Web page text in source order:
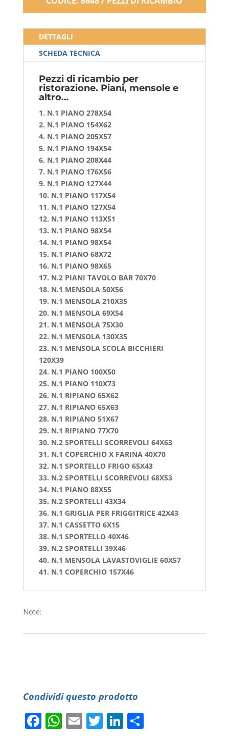
DETTAGLI
SCHEDA TECNICA
Pezzi di ricambio per
ristorazione. Piani, mensole e
altro…
1. N.1 PIANO 278X54
2. N.1 PIANO 154X62
4. N.1 PIANO 205X57
5. N.1 PIANO 194X54
6. N.1 PIANO 208X44
7. N.1 PIANO 176X56
9. N.1 PIANO 127X44
10. N.1 PIANO 117X54
11. N.1 PIANO 127X54
12. N.1 PIANO 113X51
13. N.1 PIANO 98X54
14. N.1 PIANO 98X54
15. N.1 PIANO 68X72
16. N.1 PIANO 98X65
17. N.2 PIANI TAVOLO BAR 70X70
18. N.1 MENSOLA 50X56
19. N.1 MENSOLA 210X35
20. N.1 MENSOLA 69X54
21. N.1 MENSOLA 75X30
22. N.1 MENSOLA 130X35
23. N.1 MENSOLA SCOLA BICCHIERI
120X39
24. N.1 PIANO 100X50
25. N.1 PIANO 110X73
26. N.1 RIPIANO 65X62
27. N.1 RIPIANO 65X63
28. N.1 RIPIANO 51X67
29. N.1 RIPIANO 77X70
30. N.2 SPORTELLI SCORREVOLI 64X63
31. N.1 COPERCHIO X FARINA 40X70
32. N.1 SPORTELLO FRIGO 65X43
33. N.2 SPORTELLI SCORREVOLI 68X53
34. N.1 PIANO 88X55
35. N.2 SPORTELLI 43X34
36. N.1 GRIGLIA PER FRIGGITRICE 42X43
37. N.1 CASSETTO 6X15
38. N.1 SPORTELLO 40X46
39. N.2 SPORTELLI 39X46
40. N.1 MENSOLA LAVASTOVIGLIE 60X57
41. N.1 COPERCHIO 157X46
Note:
Condividi questo prodotto
Facebook
WhatsApp
EmailTwitter
LinkedIn
Condividi